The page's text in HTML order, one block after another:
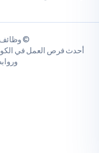
© وظائف
العمل في الكويت، مع
وروابط